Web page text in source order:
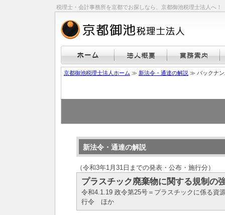
税理士・会計事務所を京都でお探しなら、京都御池税理士法人へ！
京都御池税理士法人ホーム ≫ 新法令・通達の解説 ≫ バックナン
新法令・通達の解説
（令和3年1月31日までの発表・公布・施行分）
プラスチック廃棄物に関する規制の
令和4.1.19 政令第25号＝プラスチックに係る資
行令 ほか